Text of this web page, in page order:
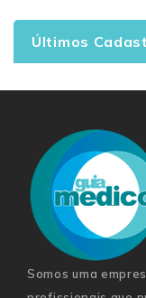
Últimos
Somos uma